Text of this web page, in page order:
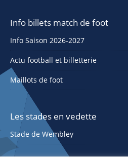
Info billets match de foot
Info Saison 2026-2027
Actu football et billetterie
Maillots de foot
Les stades en vedette
Stade de Wembley